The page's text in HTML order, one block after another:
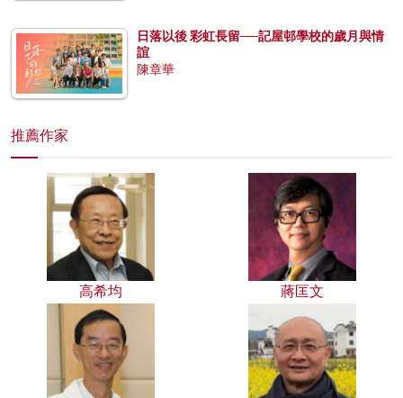
日落以後 彩虹長留──記屋邨學校的歲月與情
誼
陳章華
推薦作家
高希均 蔣匡文